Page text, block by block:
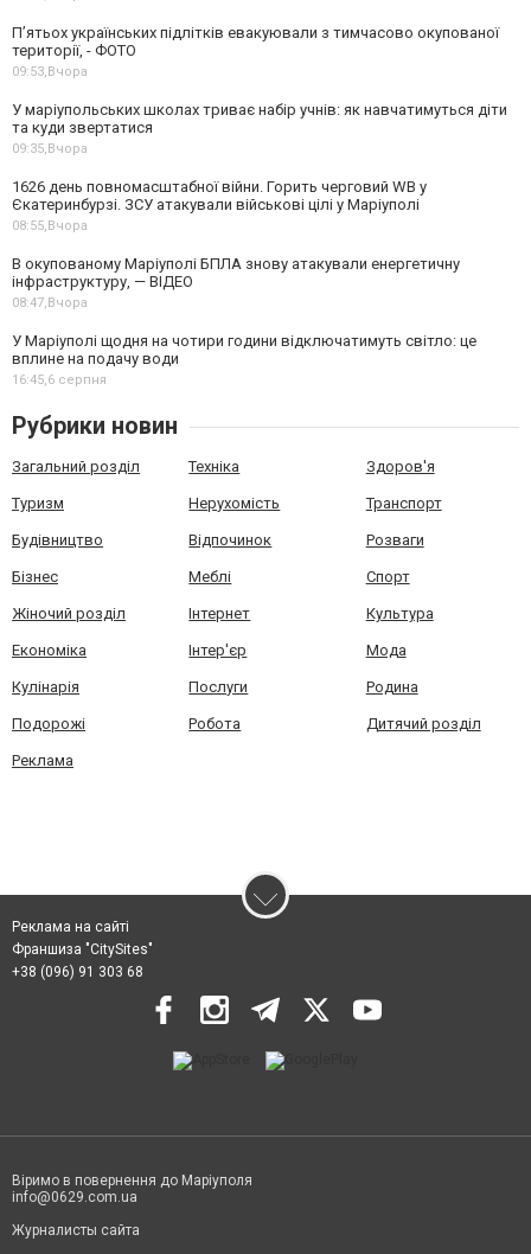
П’ятьох українських підлітків евакуювали з тимчасово окупованої
території, - ФОТО
09:53,Вчора
У маріупольських школах триває набір учнів: як навчатимуться діти
та куди звертатися
09:35,Вчора
1626 день повномасштабної війни. Горить черговий WB у
Єкатеринбурзі. ЗСУ атакували військові цілі у Маріуполі
08:55,Вчора
В окупованому Маріуполі БПЛА знову атакували енергетичну
інфраструктуру, — ВІДЕО
08:47,Вчора
У Маріуполі щодня на чотири години відключатимуть світло: це
вплине на подачу води
16:45,6 серпня
Рубрики новин
Загальний розділ Техніка Здоров'я
Туризм Нерухомість Транспорт
Будівництво Відпочинок Розваги
Бізнес Меблі Спорт
Жіночий розділ Інтернет Культура
Економіка Інтер'єр Мода
Кулінарія Послуги Родина
Подорожі Робота Дитячий розділ
Реклама
Реклама на сайті
Франшиза "CitySites"
+38 (096) 91 303 68
Віримо в повернення до Маріуполя
info@0629.com.ua
Журналисты сайта